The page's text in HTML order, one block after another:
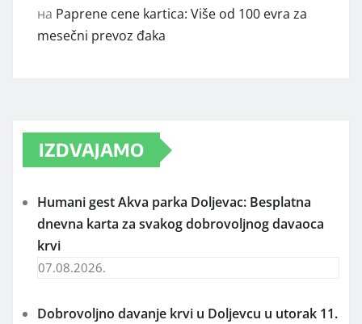
на Paprene cene kartica: Više od 100 evra za
mesečni prevoz đaka
IZDVAJAMO
Humani gest Akva parka Doljevac: Besplatna
dnevna karta za svakog dobrovoljnog davaoca
krvi
07.08.2026.
Dobrovoljno davanje krvi u Doljevcu u utorak 11.